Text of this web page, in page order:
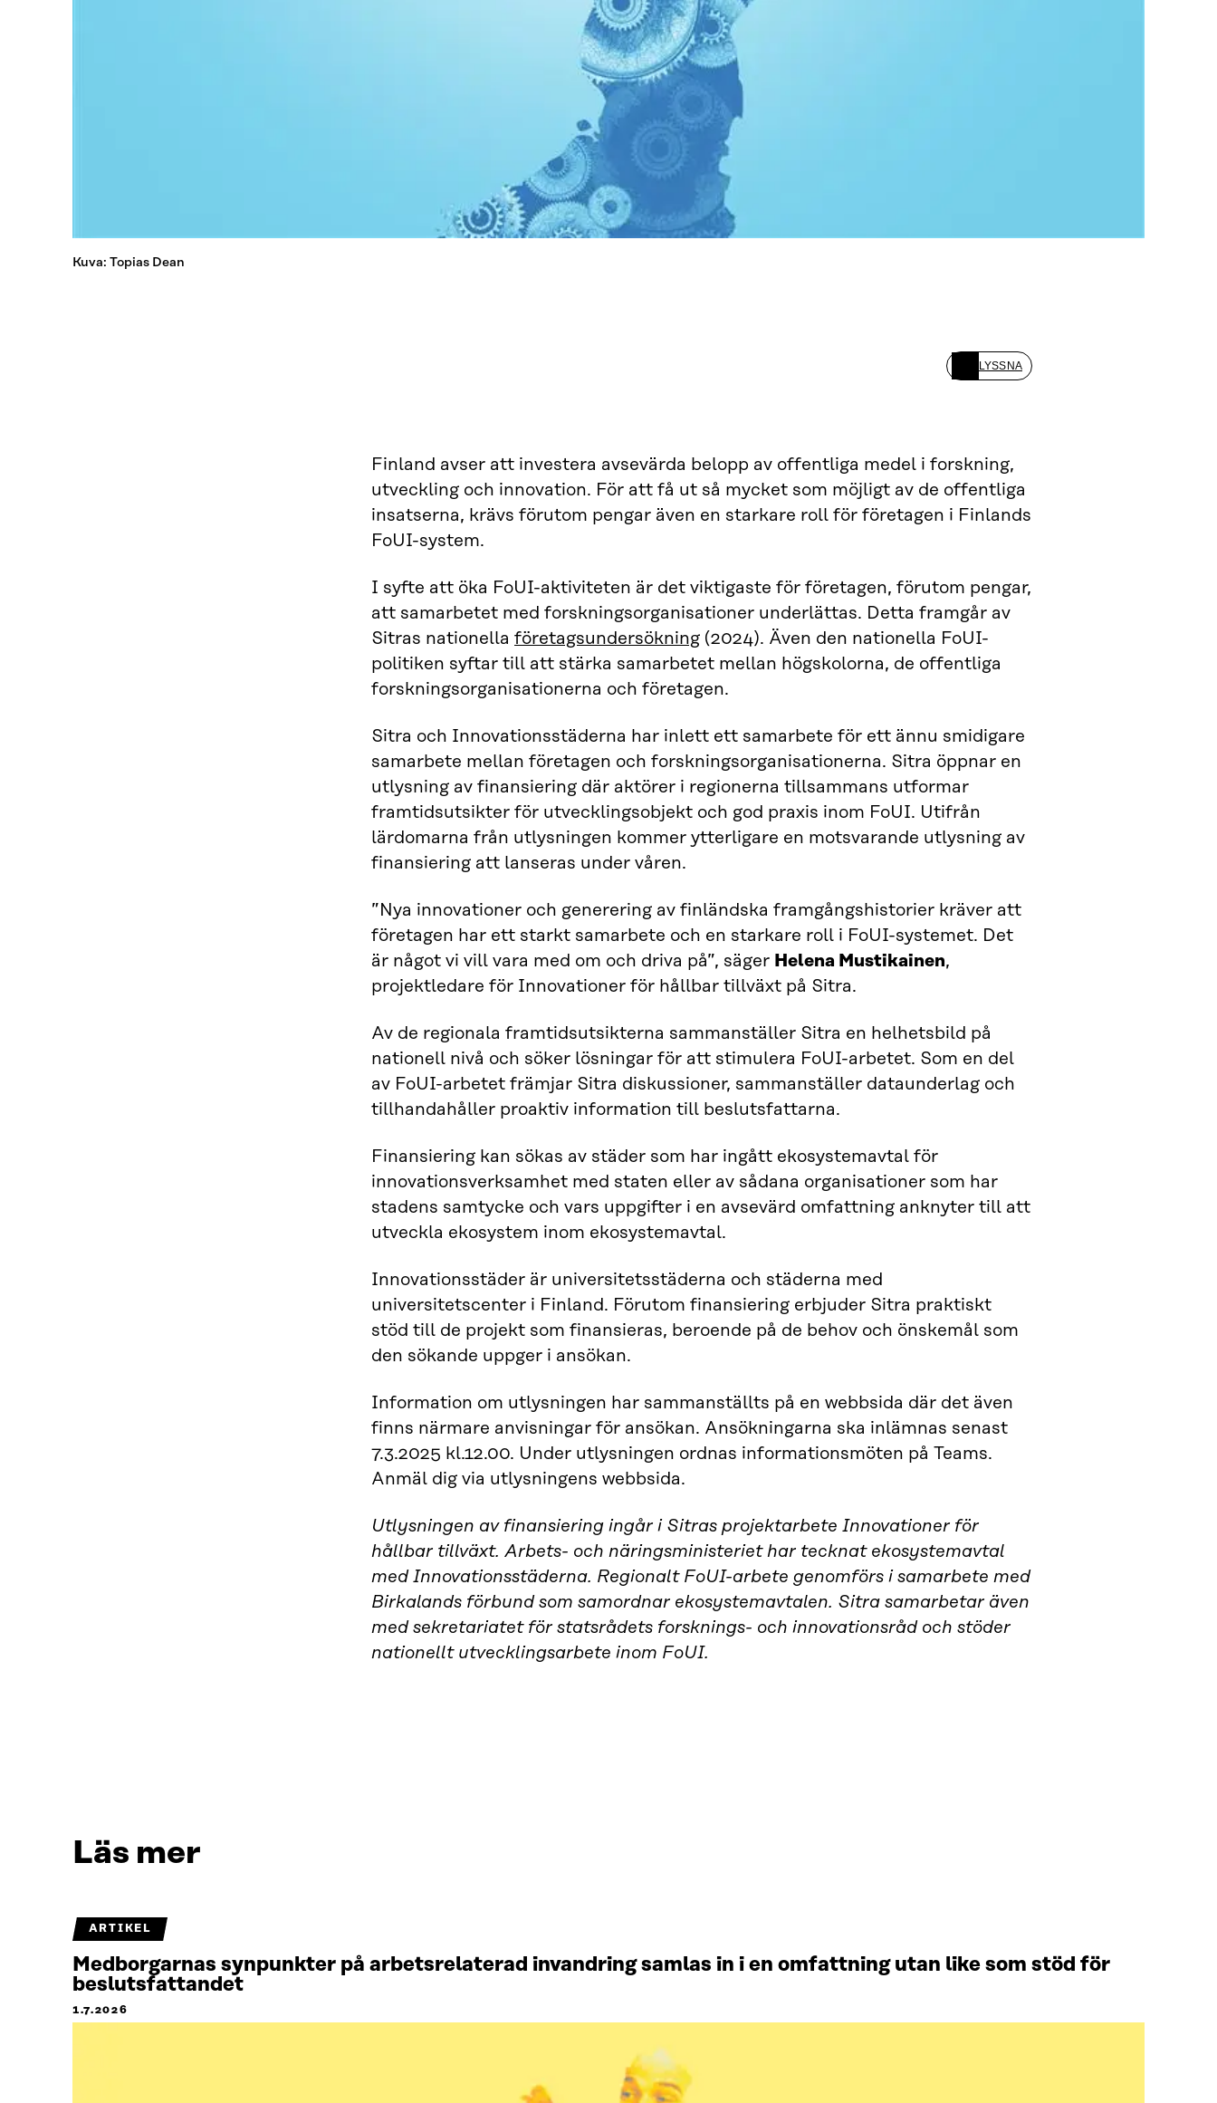
Kuva: Topias Dean
LYSSNA
Finland avser att investera avsevärda belopp av offentliga medel i forskning,
utveckling och innovation. För att få ut så mycket som möjligt av de offentliga
insatserna, krävs förutom pengar även en starkare roll för företagen i Finlands
FoUI-system.
I syfte att öka FoUI-aktiviteten är det viktigaste för företagen, förutom pengar,
att samarbetet med forskningsorganisationer underlättas. Detta framgår av
Sitras nationella företagsundersökning (2024). Även den nationella FoUI-
politiken syftar till att stärka samarbetet mellan högskolorna, de offentliga
forskningsorganisationerna och företagen.
Sitra och Innovationsstäderna har inlett ett samarbete för ett ännu smidigare
samarbete mellan företagen och forskningsorganisationerna. Sitra öppnar en
utlysning av finansiering där aktörer i regionerna tillsammans utformar
framtidsutsikter för utvecklingsobjekt och god praxis inom FoUI. Utifrån
lärdomarna från utlysningen kommer ytterligare en motsvarande utlysning av
finansiering att lanseras under våren.
”Nya innovationer och generering av finländska framgångshistorier kräver att
företagen har ett starkt samarbete och en starkare roll i FoUI-systemet. Det
är något vi vill vara med om och driva på”, säger Helena Mustikainen,
projektledare för Innovationer för hållbar tillväxt på Sitra.
Av de regionala framtidsutsikterna sammanställer Sitra en helhetsbild på
nationell nivå och söker lösningar för att stimulera FoUI-arbetet. Som en del
av FoUI-arbetet främjar Sitra diskussioner, sammanställer dataunderlag och
tillhandahåller proaktiv information till beslutsfattarna.
Finansiering kan sökas av städer som har ingått ekosystemavtal för
innovationsverksamhet med staten eller av sådana organisationer som har
stadens samtycke och vars uppgifter i en avsevärd omfattning anknyter till att
utveckla ekosystem inom ekosystemavtal.
Innovationsstäder är universitetsstäderna och städerna med
universitetscenter i Finland. Förutom finansiering erbjuder Sitra praktiskt
stöd till de projekt som finansieras, beroende på de behov och önskemål som
den sökande uppger i ansökan.
Information om utlysningen har sammanställts på en webbsida där det även
finns närmare anvisningar för ansökan. Ansökningarna ska inlämnas senast
7.3.2025 kl.12.00. Under utlysningen ordnas informationsmöten på Teams.
Anmäl dig via utlysningens webbsida.
Utlysningen av finansiering ingår i Sitras projektarbete Innovationer för
hållbar tillväxt. Arbets- och näringsministeriet har tecknat ekosystemavtal
med Innovationsstäderna. Regionalt FoUI-arbete genomförs i samarbete med
Birkalands förbund som samordnar ekosystemavtalen. Sitra samarbetar även
med sekretariatet för statsrådets forsknings- och innovationsråd och stöder
nationellt utvecklingsarbete inom FoUI.
Läs mer
ARTIKEL
Medborgarnas synpunkter på arbetsrelaterad invandring samlas in i en omfattning utan like som stöd för
beslutsfattandet
1.7.2026